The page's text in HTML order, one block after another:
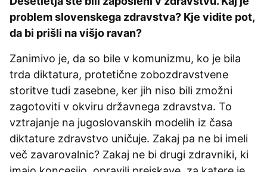
problem slovenskega zdravstva? Kje vidite pot,
da bi prišli na višjo ravan?
Zanimivo je, da so bile v komunizmu, ko je bila
trda diktatura, protetične zobozdravstvene
storitve tudi zasebne, ker jih niso bili zmožni
zagotoviti v okviru državnega zdravstva. To
vztrajanje na jugoslovanskih modelih iz časa
diktature zdravstvo uničuje. Zakaj pa ne bi imeli
več zavarovalnic? Zakaj ne bi drugi zdravniki, ki